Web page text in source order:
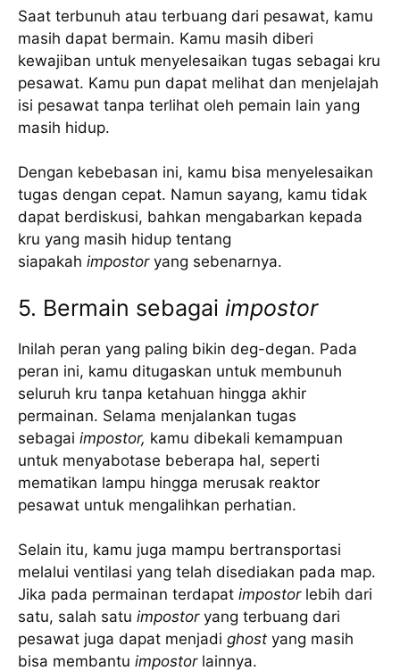
Saat terbunuh atau terbuang dari pesawat, kamu
masih dapat bermain. Kamu masih diberi
kewajiban untuk menyelesaikan tugas sebagai kru
pesawat. Kamu pun dapat melihat dan menjelajah
isi pesawat tanpa terlihat oleh pemain lain yang
masih hidup.
Dengan kebebasan ini, kamu bisa menyelesaikan
tugas dengan cepat. Namun sayang, kamu tidak
dapat berdiskusi, bahkan mengabarkan kepada
kru yang masih hidup tentang
siapakah impostoryang sebenarnya.
5. Bermain sebagai impostor
Inilah peran yang paling bikin deg-degan. Pada
peran ini, kamu ditugaskan untuk membunuh
seluruh kru tanpa ketahuan hingga akhir
permainan. Selama menjalankan tugas
sebagai impostor, kamu dibekali kemampuan
untuk menyabotase beberapa hal, seperti
mematikan lampu hingga merusak reaktor
pesawat untuk mengalihkan perhatian.
Selain itu, kamu juga mampu bertransportasi
melalui ventilasi yang telah disediakan pada map.
Jika pada permainan terdapat impostorlebih dari
satu, salah satu impostoryang terbuang dari
pesawat juga dapat menjadi ghost yang masih
bisa membantu impostorlainnya.